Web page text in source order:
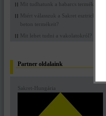
Mit tudhatunk a habarcs termékekről?
Miért válasszuk a Sakret esztrich
beton termékeit?
Mit lehet tudni a vakolatokról?
Partner oldalaink
Sakret-Hungária